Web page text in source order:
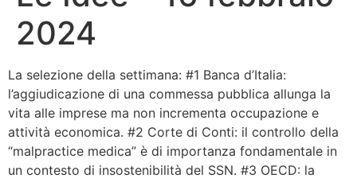
Bandolo
Connessioni
Fondazione CERM
2024
La selezione della settimana: #1 Banca d’Italia:
l’aggiudicazione di una commessa pubblica allunga la
vita alle imprese ma non incrementa occupazione e
attività economica. #2 Corte di Conti: il controllo della
“malpractice medica” è di importanza fondamentale in
un contesto di insostenibilità del SSN. #3 OECD: la